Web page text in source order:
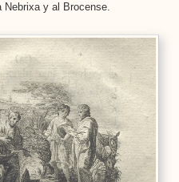
Nebrixa y al Brocense.